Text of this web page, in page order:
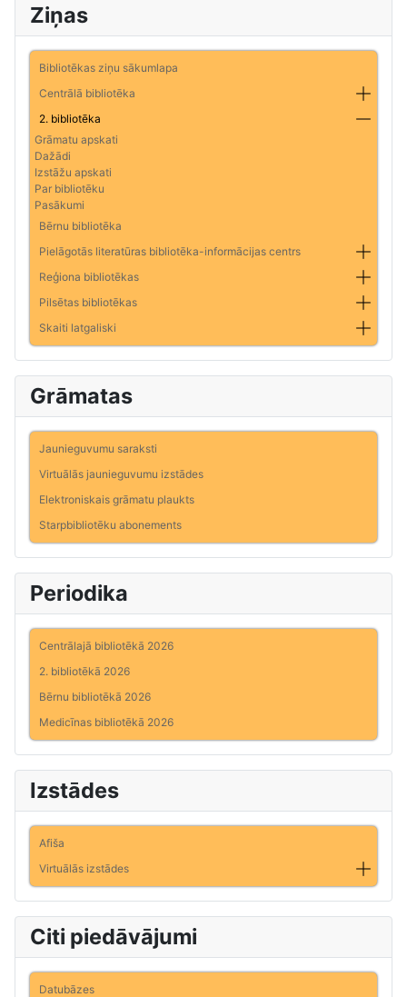
Ziņas
Bibliotēkas ziņu sākumlapa
Centrālā bibliotēka
2. bibliotēka
Grāmatu apskati
Dažādi
Izstāžu apskati
Par bibliotēku
Pasākumi
Bērnu bibliotēka
Pielāgotās literatūras bibliotēka-informācijas centrs
Reģiona bibliotēkas
Pilsētas bibliotēkas
Skaiti latgaliski
Grāmatas
Jaunieguvumu saraksti
Virtuālās jaunieguvumu izstādes
Elektroniskais grāmatu plaukts
Starpbibliotēku abonements
Periodika
Centrālajā bibliotēkā 2026
2. bibliotēkā 2026
Bērnu bibliotēkā 2026
Medicīnas bibliotēkā 2026
Izstādes
Afiša
Virtuālās izstādes
Citi piedāvājumi
Datubāzes